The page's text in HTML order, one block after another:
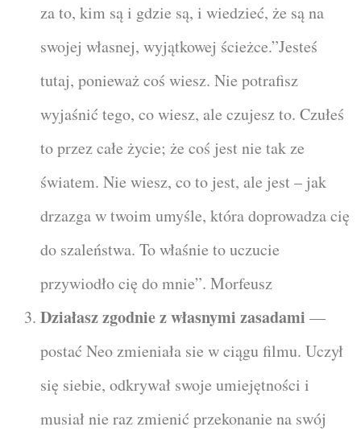
za to, kim są i gdzie są, i wiedzieć, że są na
swojej własnej, wyjątkowej ścieżce.”Jesteś
tutaj, ponieważ coś wiesz. Nie potrafisz
wyjaśnić tego, co wiesz, ale czujesz to. Czułeś
to przez całe życie; że coś jest nie tak ze
światem. Nie wiesz, co to jest, ale jest – jak
drzazga w twoim umyśle, która doprowadza cię
do szaleństwa. To właśnie to uczucie
przywiodło cię do mnie”. Morfeusz
Działasz zgodnie z własnymi zasadami —
postać Neo zmieniała sie w ciągu filmu. Uczył
się siebie, odkrywał swoje umiejętności i
musiał nie raz zmienić przekonanie na swój